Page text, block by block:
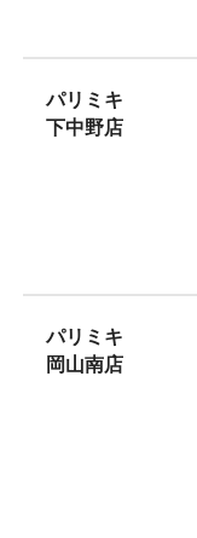
パリミキ
下中野店
パリミキ
岡山南店